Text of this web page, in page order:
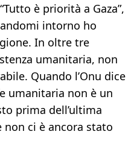
è priorità a Gaza”,
intorno ho
In oltre tre
umanitaria, non
Quando l’Onu dice
umanitaria non è un
prima dell’ultima
non ci è ancora stato